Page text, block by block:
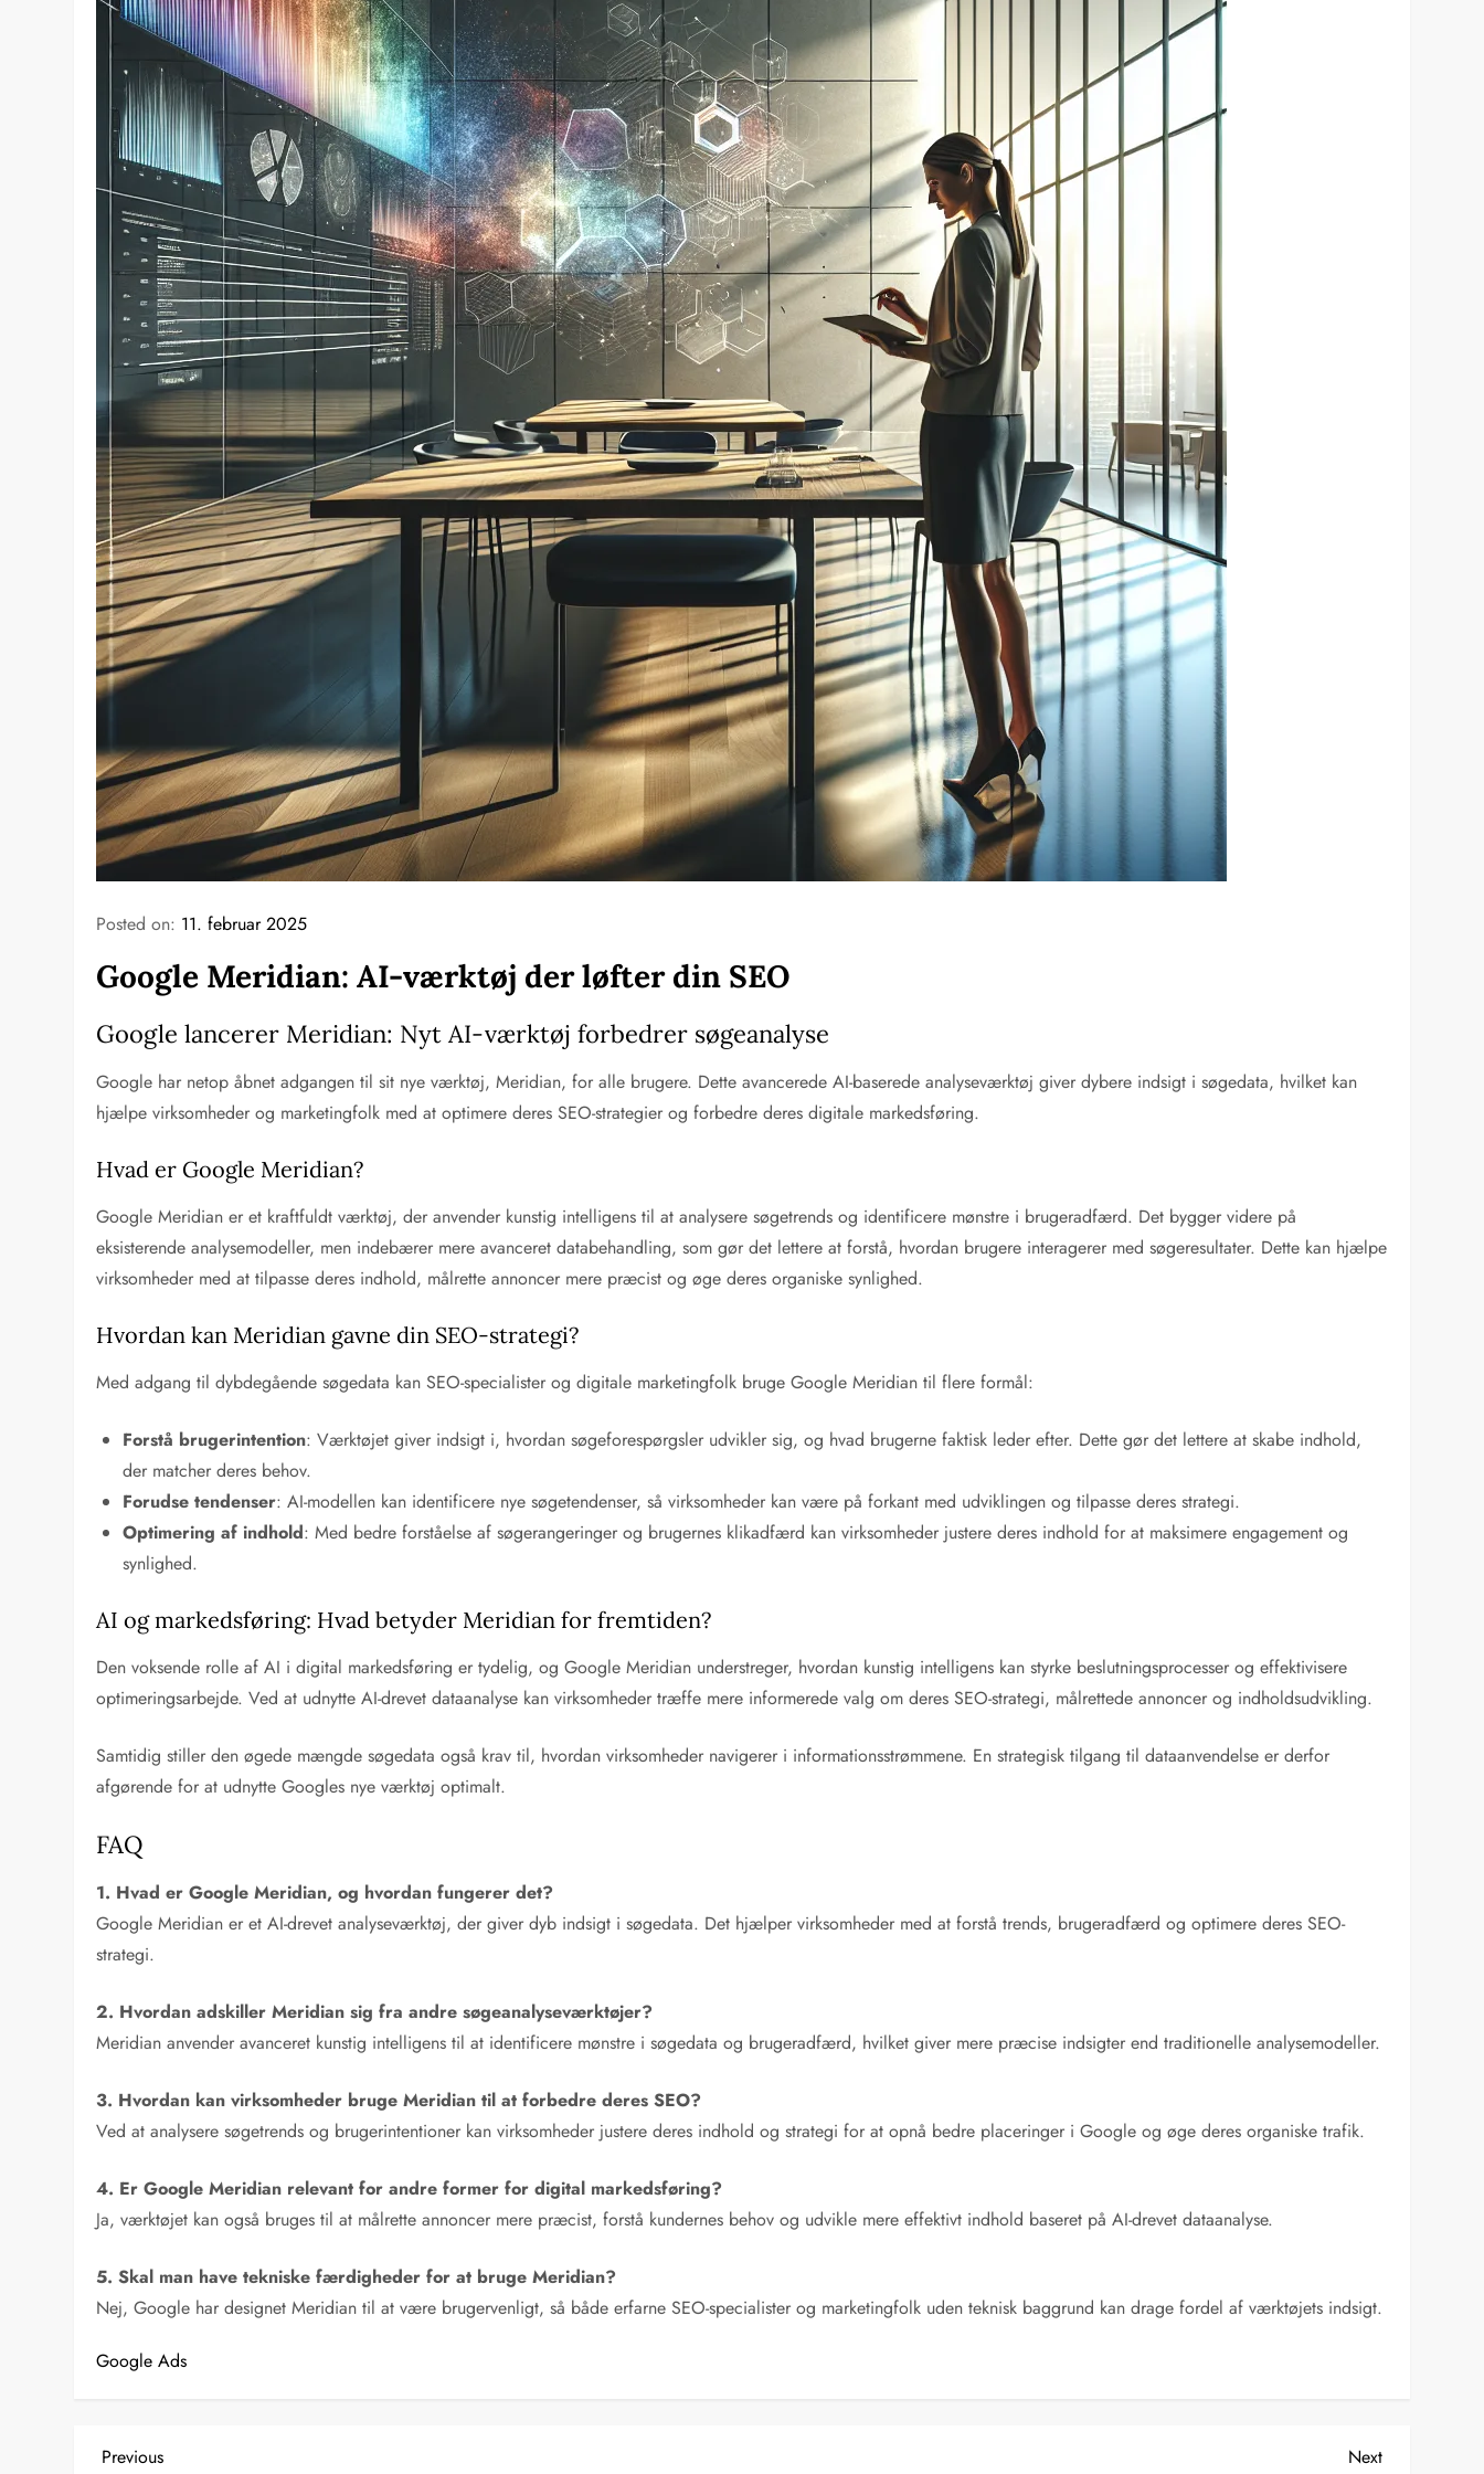
Posted on: 11. februar 2025
Google Meridian: AI-værktøj der løfter din SEO
Google lancerer Meridian: Nyt AI-værktøj forbedrer søgeanalyse
Google har netop åbnet adgangen til sit nye værktøj, Meridian, for alle brugere. Dette avancerede AI-baserede analyseværktøj giver dybere indsigt i søgedata, hvilket kan
hjælpe virksomheder og marketingfolk med at optimere deres SEO-strategier og forbedre deres digitale markedsføring.
Hvad er Google Meridian?
Google Meridian er et kraftfuldt værktøj, der anvender kunstig intelligens til at analysere søgetrends og identificere mønstre i brugeradfærd. Det bygger videre på
eksisterende analysemodeller, men indebærer mere avanceret databehandling, som gør det lettere at forstå, hvordan brugere interagerer med søgeresultater. Dette kan hjælpe
virksomheder med at tilpasse deres indhold, målrette annoncer mere præcist og øge deres organiske synlighed.
Hvordan kan Meridian gavne din SEO-strategi?
Med adgang til dybdegående søgedata kan SEO-specialister og digitale marketingfolk bruge Google Meridian til flere formål:
Forstå brugerintention: Værktøjet giver indsigt i, hvordan søgeforespørgsler udvikler sig, og hvad brugerne faktisk leder efter. Dette gør det lettere at skabe indhold,
der matcher deres behov.
Forudse tendenser: AI-modellen kan identificere nye søgetendenser, så virksomheder kan være på forkant med udviklingen og tilpasse deres strategi.
Optimering af indhold: Med bedre forståelse af søgerangeringer og brugernes klikadfærd kan virksomheder justere deres indhold for at maksimere engagement og
synlighed.
AI og markedsføring: Hvad betyder Meridian for fremtiden?
Den voksende rolle af AI i digital markedsføring er tydelig, og Google Meridian understreger, hvordan kunstig intelligens kan styrke beslutningsprocesser og effektivisere
optimeringsarbejde. Ved at udnytte AI-drevet dataanalyse kan virksomheder træffe mere informerede valg om deres SEO-strategi, målrettede annoncer og indholdsudvikling.
Samtidig stiller den øgede mængde søgedata også krav til, hvordan virksomheder navigerer i informationsstrømmene. En strategisk tilgang til dataanvendelse er derfor
afgørende for at udnytte Googles nye værktøj optimalt.
FAQ
1. Hvad er Google Meridian, og hvordan fungerer det?
Google Meridian er et AI-drevet analyseværktøj, der giver dyb indsigt i søgedata. Det hjælper virksomheder med at forstå trends, brugeradfærd og optimere deres SEO-
strategi.
2. Hvordan adskiller Meridian sig fra andre søgeanalyseværktøjer?
Meridian anvender avanceret kunstig intelligens til at identificere mønstre i søgedata og brugeradfærd, hvilket giver mere præcise indsigter end traditionelle analysemodeller.
3. Hvordan kan virksomheder bruge Meridian til at forbedre deres SEO?
Ved at analysere søgetrends og brugerintentioner kan virksomheder justere deres indhold og strategi for at opnå bedre placeringer i Google og øge deres organiske trafik.
4. Er Google Meridian relevant for andre former for digital markedsføring?
Ja, værktøjet kan også bruges til at målrette annoncer mere præcist, forstå kundernes behov og udvikle mere effektivt indhold baseret på AI-drevet dataanalyse.
5. Skal man have tekniske færdigheder for at bruge Meridian?
Nej, Google har designet Meridian til at være brugervenligt, så både erfarne SEO-specialister og marketingfolk uden teknisk baggrund kan drage fordel af værktøjets indsigt.
Google Ads
I
Previous
Previous
Next
Next